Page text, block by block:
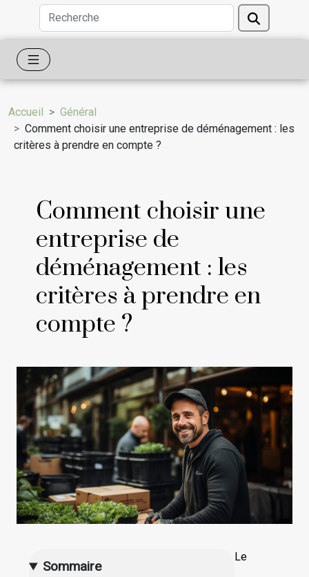
Accueil
Général
Comment choisir une entreprise de déménagement : les
critères à prendre en compte ?
Comment choisir une
entreprise de
déménagement : les
critères à prendre en
compte ?
Sommaire
Le